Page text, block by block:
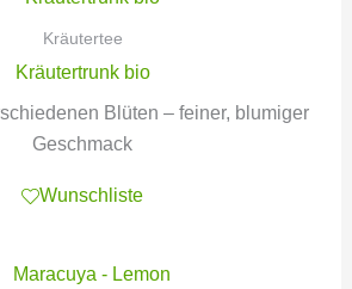
Kräutertee
Kräutertrunk bio
Blüten – feiner, blumiger
Geschmack
Wunschliste